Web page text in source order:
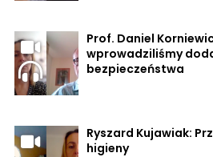
Prof. Daniel
wprowadziliśmy
bezpieczeństwa
Ryszard Kujawiak:
higieny